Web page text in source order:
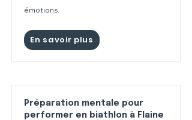
émotions.
En savoir plus
Préparation mentale pour
performer en biathlon à Flaine